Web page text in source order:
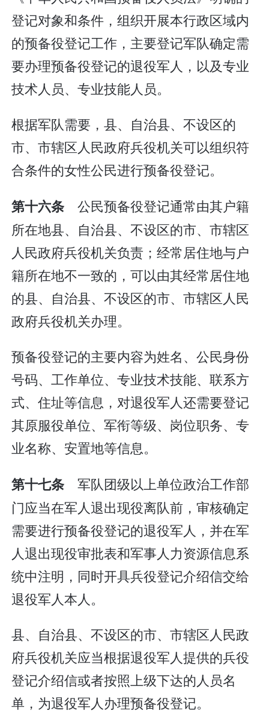
登记对象和条件，组织开展本行政区域内
的预备役登记工作，主要登记军队确定需
要办理预备役登记的退役军人，以及专业
技术人员、专业技能人员。
根据军队需要，县、自治县、不设区的
市、市辖区人民政府兵役机关可以组织符
合条件的女性公民进行预备役登记。
第十六条公民预备役登记通常由其户籍
所在地县、自治县、不设区的市、市辖区
人民政府兵役机关负责；经常居住地与户
籍所在地不一致的，可以由其经常居住地
的县、自治县、不设区的市、市辖区人民
政府兵役机关办理。
预备役登记的主要内容为姓名、公民身份
号码、工作单位、专业技术技能、联系方
式、住址等信息，对退役军人还需要登记
其原服役单位、军衔等级、岗位职务、专
业名称、安置地等信息。
第十七条军队团级以上单位政治工作部
门应当在军人退出现役离队前，审核确定
需要进行预备役登记的退役军人，并在军
人退出现役审批表和军事人力资源信息系
统中注明，同时开具兵役登记介绍信交给
退役军人本人。
县、自治县、不设区的市、市辖区人民政
府兵役机关应当根据退役军人提供的兵役
登记介绍信或者按照上级下达的人员名
单，为退役军人办理预备役登记。